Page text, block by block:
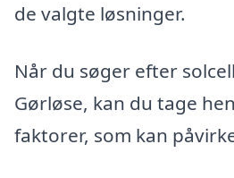
de valgte løsninger.
Når du søger efter
Gørløse, kan du tage
faktorer, som kan